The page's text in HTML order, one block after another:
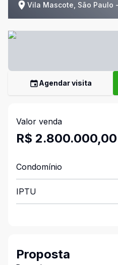
Vila Mascote, São Paulo
Agendar visita
Valor venda
R$ 2.800.000,00
Condomínio
IPTU
Proposta